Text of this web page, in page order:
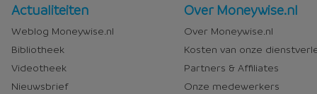
Nieuws
en
media
Actualiteiten
Weblog Moneywise.nl
Bibliotheek
Videotheek
Nieuwsbrief
Over
Moneywise
Over Moneywise.nl
Over Moneywise.nl
Kosten van onze
Partners & Affiliates
Onze medewerkers